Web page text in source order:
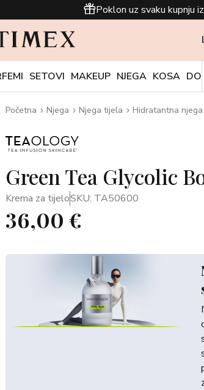
Poklon uz svaku kupnju
SETOVI MAKEUP NJEGA KOSA
Početna Njega Njega tijela Hidratantna njega
Green Tea Glycolic
Krema za tijeloSKU: TA50600
36,00 €